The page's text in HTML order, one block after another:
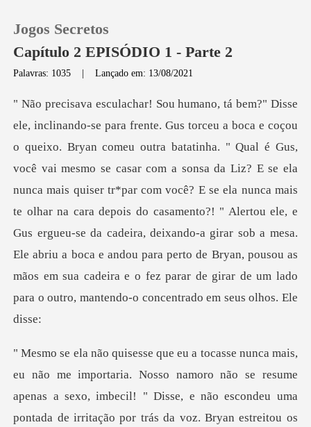
0
Loja
Jogos Secretos
Capítulo 2 EPISÓDIO 1 - Parte 2
Palavras: 1035 |Lançado em: 13/08/2021
sar com a sonsa da Liz? E se ela
nunca mais quiser tr*par com você? E se ela nunca mais
te olhar na cara depois do casamento?! " Alertou ele, e
Gus ergueu-se da cadeira, deixando-a girar
a sexo, imbecil! " Disse, e não escondeu uma
pontada de irritação por trás da voz. Bryan estreitou os